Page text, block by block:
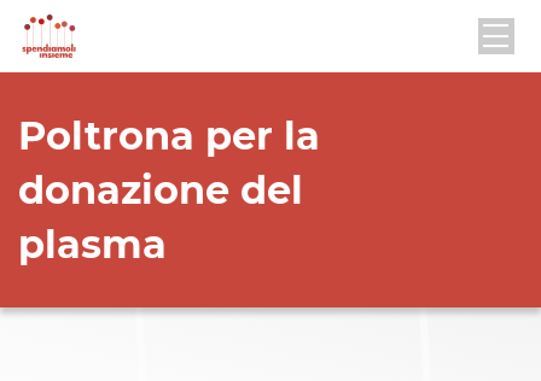
Poltrona per la
donazione del
plasma